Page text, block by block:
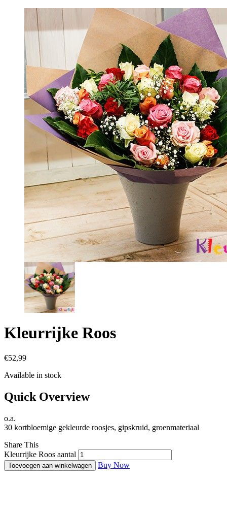
Kleurrijke Roos
€52,99
Available in stock
Quick Overview
o.a.
30 kortbloemige gekleurde roosjes, gipskruid, groenmateriaal
Share This
Kleurrijke Roos aantal
Toevoegen aan winkelwagen Buy Now